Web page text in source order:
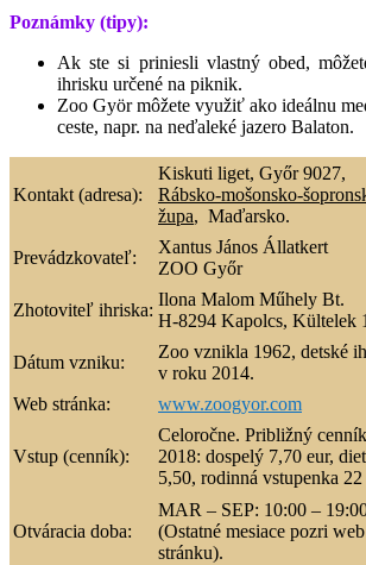
Poznámky (tipy):
Ak ste si priniesli vlastný obed,
ihrisku určené na piknik.
Zoo Györ môžete využiť ako ideálnu
ceste, napr. na neďaleké jazero Balaton.
Kontakt (adresa):
Kiskuti liget, Győr 9027,
Rábsko-mošonsko-
župa, Maďarsko.
Prevádzkovateľ:
Xantus János Állatkert
ZOO Győr
Zhotoviteľ ihriska:
Ilona Malom Műhely Bt.
H-8294 Kapolcs, Kültelek
Dátum vzniku:
Zoo vznikla 1962, detské
v roku 2014.
Web stránka:
www.zoogyor.com
Vstup (cenník):
Celoročne. Približný cenník
2018: dospelý 7,70 eur,
5,50, rodinná vstupenka 22
Otváracia doba:
MAR – SEP: 10:00 –
(Ostatné mesiace pozri web
stránku).